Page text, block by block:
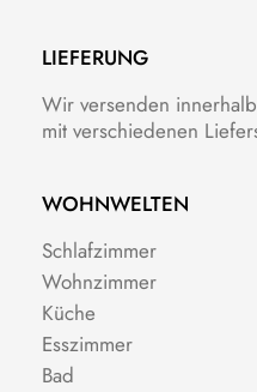
LIEFERUNG
Wir versenden
mit verschiedenen
WOHNWELTEN
Schlafzimmer
Wohnzimmer
Küche
Esszimmer
Bad